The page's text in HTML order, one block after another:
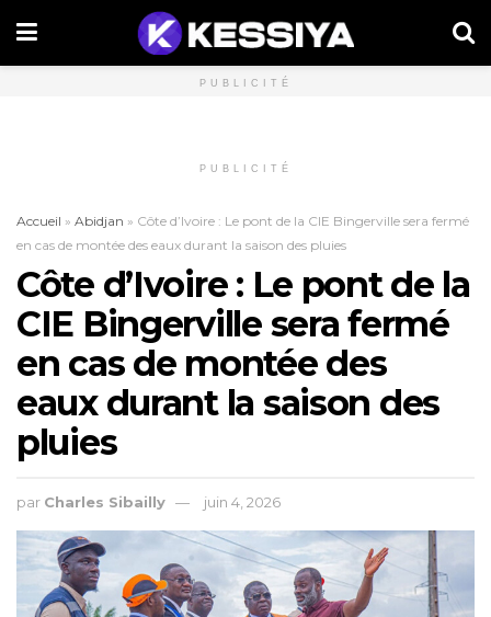
PUBLICITÉ
PUBLICITÉ
Accueil » Abidjan » Côte d’Ivoire : Le pont de la CIE Bingerville sera fermé
en cas de montée des eaux durant la saison des pluies
Côte d’Ivoire : Le pont de la
CIE Bingerville sera fermé
en cas de montée des
eaux durant la saison des
pluies
par Charles Sibailly juin 4, 2026